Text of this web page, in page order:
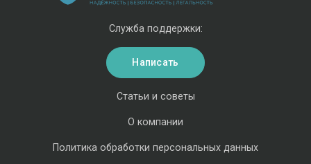
Статьи и советы
О компании
Политика обработки персональных данных
Служба поддержки:
Написать